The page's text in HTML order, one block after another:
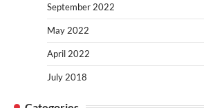
September 2022
May 2022
April 2022
July 2018